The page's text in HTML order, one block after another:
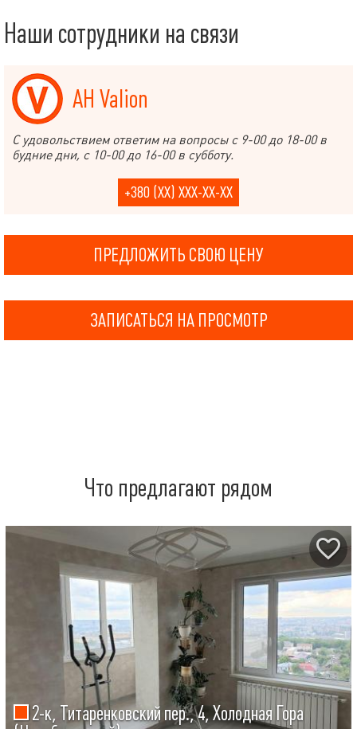
Наши сотрудники на связи
АН Valion
С удовольствием ответим на вопросы с 9-00 до 18-00 в
будние дни, с 10-00 до 16-00 в субботу.
+380 (XX) XXX-XX-XX
ПРЕДЛОЖИТЬ СВОЮ ЦЕНУ
ЗАПИСАТЬСЯ НА ПРОСМОТР
Что предлагают рядом
2-к, Титаренковский пер., 4, Холодная Гора